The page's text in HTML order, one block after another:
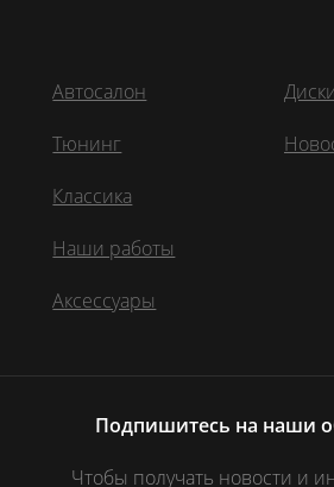
Автосалон
Тюнинг
Классика
Наши работы
Аксессуары
Диски
Подпишитесь на наши
Чтобы получать новости и